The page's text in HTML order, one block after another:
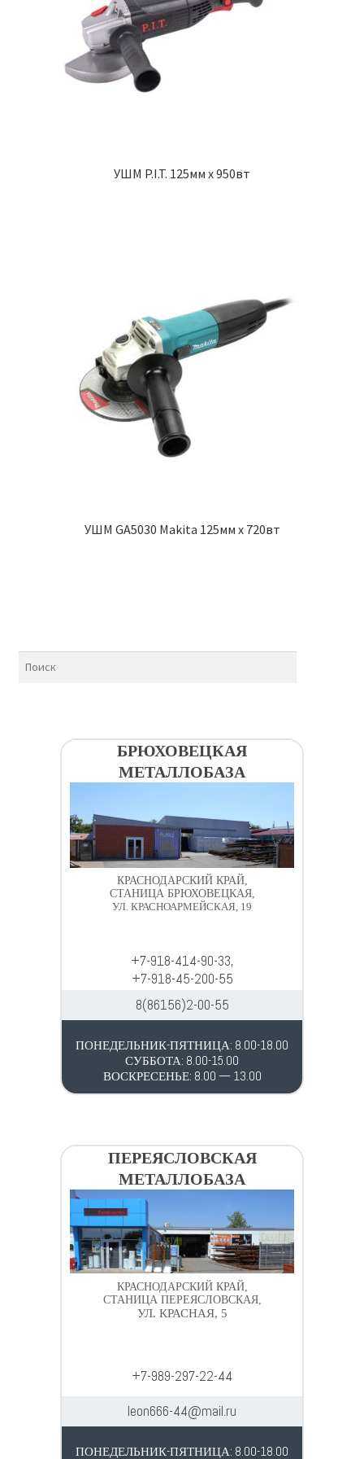
УШМ P.I.T. 125мм х 950вт
УШМ GA5030 Makita 125мм х 720вт
БРЮХОВЕЦКАЯ
МЕТАЛЛОБАЗА
КРАСНОДАРСКИЙ КРАЙ,
СТАНИЦА БРЮХОВЕЦКАЯ,
УЛ. КРАСНОАРМЕЙСКАЯ, 19
+7-918-414-90-33,
+7-918-45-200-55
8(86156)2-00-55
ПОНЕДЕЛЬНИК-ПЯТНИЦА: 8.00-18.00
СУББОТА: 8.00-15.00
ВОСКРЕСЕНЬЕ: 8.00 — 13.00
ПЕРЕЯСЛОВСКАЯ
МЕТАЛЛОБАЗА
КРАСНОДАРСКИЙ КРАЙ,
СТАНИЦА ПЕРЕЯСЛОВСКАЯ,
УЛ. КРАСНАЯ, 5
+7-989-297-22-44
leon666-44@mail.ru
ПОНЕДЕЛЬНИК-ПЯТНИЦА: 8.00-18.00